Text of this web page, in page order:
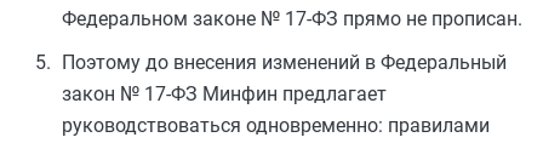
Федеральном законе № 17-ФЗ прямо не прописан.
Поэтому до внесения изменений в Федеральный
закон № 17-ФЗ Минфин предлагает
руководствоваться одновременно: правилами